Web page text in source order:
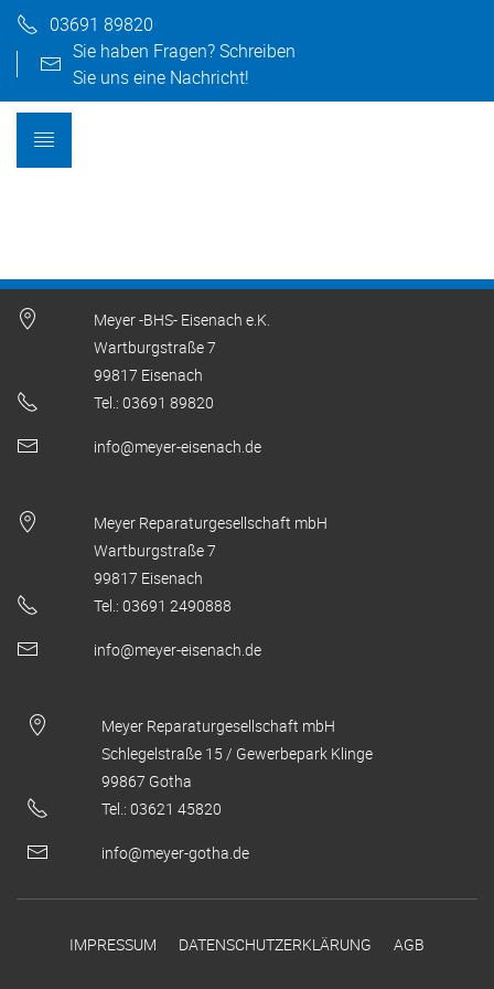
03691 89820
Sie haben Fragen? Schreiben
Sie uns eine Nachricht!
Meyer -BHS- Eisenach e.K.
Wartburgstraße 7
99817 Eisenach
Tel.: 03691 89820
info@meyer-eisenach.de
Meyer Reparaturgesellschaft mbH
Wartburgstraße 7
99817 Eisenach
Tel.: 03691 2490888
info@meyer-eisenach.de
Meyer Reparaturgesellschaft mbH
Schlegelstraße 15 / Gewerbepark Klinge
99867 Gotha
Tel.: 03621 45820
info@meyer-gotha.de
IMPRESSUM DATENSCHUTZERKLÄRUNG AGB